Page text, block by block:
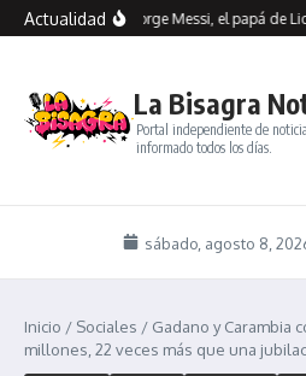
Saltar al contenido
ActualidadMurió Jorge Messi, el papá de
La Bisagra
Portal independiente de
informado todos los días.
sábado, agosto 8,
Inicio / Sociales / Gadano y Carambia
millones, 22 veces más que una